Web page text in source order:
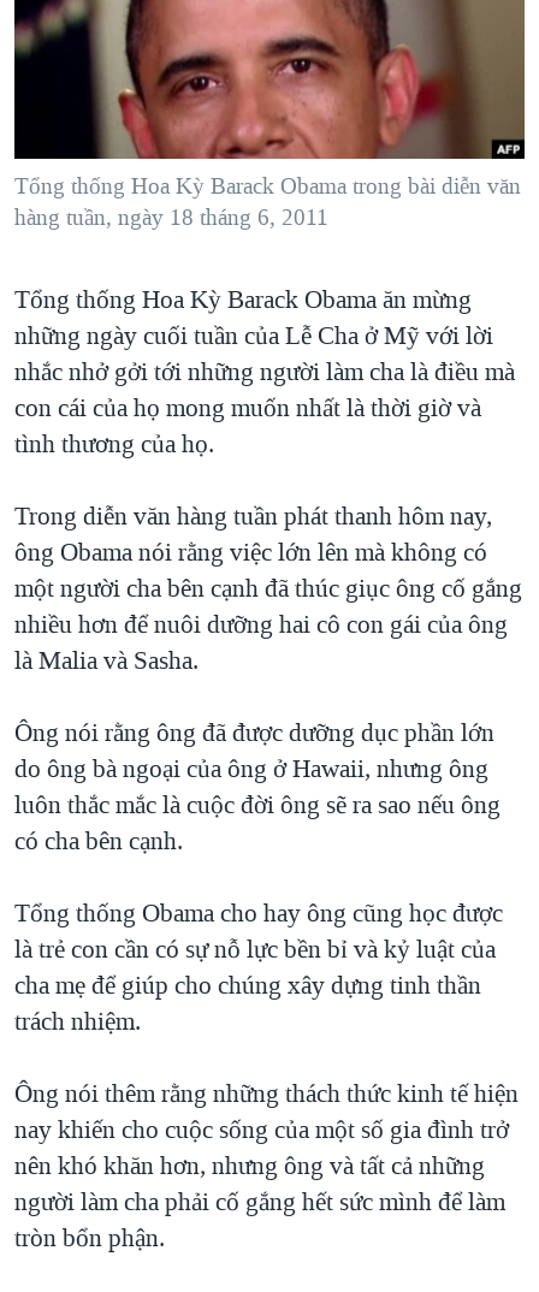
"Tìm"NGƯỜI VIỆT HẢI NGOẠI
ĐỜI SỐNG
KHOA HỌC
SỨC KHOẺ
THỂ THAO
GIÁO DỤC
TẠI
HÀNH TRÌNH BẦU CỬ 2024
MỘT NĂM CHIẾN TRANH TẠI DẢI GAZA
GIẢI MÃ VÀNH ĐAI & CON ĐƯỜNG
NGÀY TỊ NẠN THẾ GIỚI
TRỊNH VĨNH BÌNH - NGƯỜI HẠ 'BÊN THẮNG CUỘC'
CHI PHÍ CHIẾN TRANH AFGHANISTAN
CÁC GIÁ TRỊ CỘNG HÒA Ở VIỆT NAM
THƯỢNG ĐỈNH TRUMP-KIM TẠI VIỆT NAM
TRỊNH VĨNH BÌNH VS. CHÍNH PHỦ VIỆT NAM
BÊN KIA QUỐC LỘ: TIẾNG VỌNG TỪ NÔNG THÔN MỸ
QUAN HỆ VIỆT MỸ
VIDEO
Tổng thống Hoa Kỳ Barack Obama trong bài diễn văn
hàng tuần, ngày 18 tháng 6, 2011
Tổng thống Hoa Kỳ Barack Obama ăn mừng
những ngày cuối tuần của Lễ Cha ở Mỹ với lời
nhắc nhở gởi tới những người làm cha là điều mà
con cái của họ mong muốn nhất là thời giờ và
tình thương của họ.
Trong diễn văn hàng tuần phát thanh hôm nay,
ông Obama nói rằng việc lớn lên mà không có
một người cha bên cạnh đã thúc giục ông cố gắng
nhiều hơn để nuôi dưỡng hai cô con gái của ông
là Malia và Sasha.
Ông nói rằng ông đã được dưỡng dục phần lớn
do ông bà ngoại của ông ở Hawaii, nhưng ông
luôn thắc mắc là cuộc đời ông sẽ ra sao nếu ông
có cha bên cạnh.
Tổng thống Obama cho hay ông cũng học được
là trẻ con cần có sự nỗ lực bền bỉ và kỷ luật của
cha mẹ để giúp cho chúng xây dựng tinh thần
trách nhiệm.
Ông nói thêm rằng những thách thức kinh tế hiện
nay khiến cho cuộc sống của một số gia đình trở
nên khó khăn hơn, nhưng ông và tất cả những
người làm cha phải cố gắng hết sức mình để làm
tròn bổn phận.